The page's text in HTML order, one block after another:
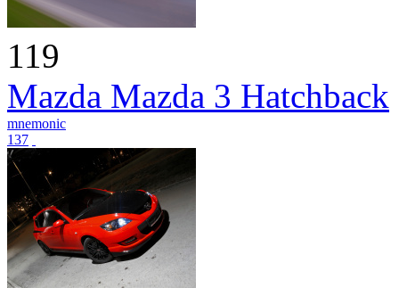
119
Mazda Mazda 3 Hatchback
mnemonic
137